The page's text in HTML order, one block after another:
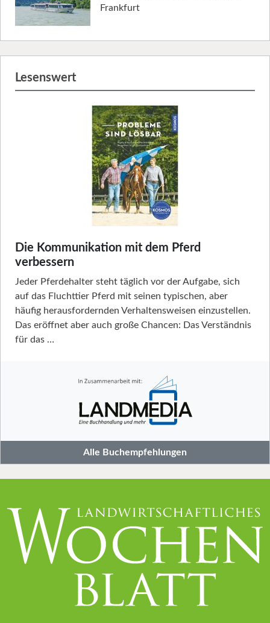
Frankfurt
Lesenswert
Die Kommunikation mit dem Pferd
verbessern
Jeder Pferdehalter steht täglich vor der Aufgabe, sich
auf das Fluchttier Pferd mit seinen typischen, aber
häufig herausfordernden Verhaltensweisen einzustellen.
Das eröffnet aber auch große Chancen: Das Verständnis
für das …
Alle Buchempfehlungen